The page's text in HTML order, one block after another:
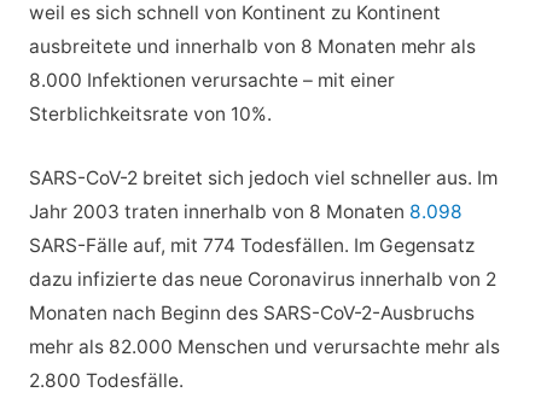
weil es sich schnell von Kontinent zu Kontinent
ausbreitete und innerhalb von 8 Monaten mehr als
8.000 Infektionen verursachte – mit einer
Sterblichkeitsrate von 10%.
SARS-CoV-2 breitet sich jedoch viel schneller aus. Im
Jahr 2003 traten innerhalb von 8 Monaten 8.098
SARS-Fälle auf, mit 774 Todesfällen. Im Gegensatz
dazu infizierte das neue Coronavirus innerhalb von 2
Monaten nach Beginn des SARS-CoV-2-Ausbruchs
mehr als 82.000 Menschen und verursachte mehr als
2.800 Todesfälle.